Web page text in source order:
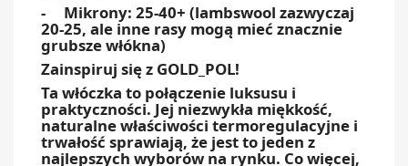
- Mikrony: 25-40+ (lambswool zazwyczaj
20-25, ale inne rasy mogą mieć znacznie
grubsze włókna)
Zainspiruj się z GOLD_POL!
Ta włóczka to połączenie luksusu i
praktyczności. Jej niezwykła miękkość,
naturalne właściwości termoregulacyjne i
trwałość sprawiają, że jest to jeden z
najlepszych wyborów na rynku. Co więcej,